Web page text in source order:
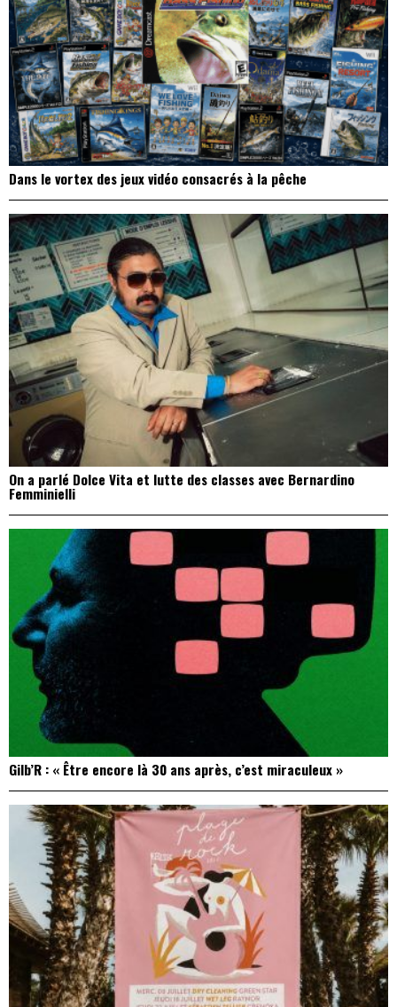
Dans le vortex des jeux vidéo consacrés à la pêche
On a parlé Dolce Vita et lutte des classes avec Bernardino
Femminielli
Gilb’R : « Être encore là 30 ans après, c’est miraculeux »